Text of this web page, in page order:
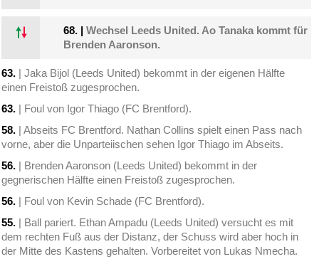
68. |Wechsel Leeds United. Ao Tanaka kommt für
Brenden Aaronson.
63. | Jaka Bijol (Leeds United) bekommt in der eigenen Hälfte
einen Freistoß zugesprochen.
63. | Foul von Igor Thiago (FC Brentford).
58. | Abseits FC Brentford. Nathan Collins spielt einen Pass nach
vorne, aber die Unparteiischen sehen Igor Thiago im Abseits.
56. | Brenden Aaronson (Leeds United) bekommt in der
gegnerischen Hälfte einen Freistoß zugesprochen.
56. | Foul von Kevin Schade (FC Brentford).
55. | Ball pariert. Ethan Ampadu (Leeds United) versucht es mit
dem rechten Fuß aus der Distanz, der Schuss wird aber hoch in
der Mitte des Kastens gehalten. Vorbereitet von Lukas Nmecha.